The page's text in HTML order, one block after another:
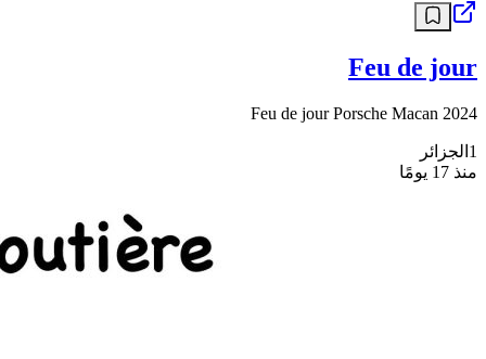
Feu de jour
Feu de jour Porsche Macan 2024
1 الجزائر
منذ 17 يومًا